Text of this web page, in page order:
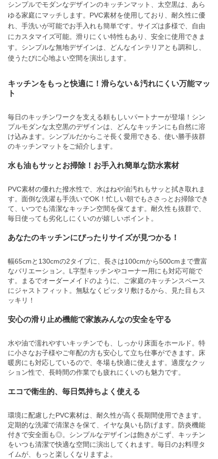
シンプルでモダンなデザインのキッチンマット、太空黒は、あら
ゆる家庭にマッチします。PVC素材を使用しており、耐久性に優
れ、手洗いが可能でお手入れも簡単です。サイズは多様で、自由
にカスタマイズ可能。滑りにくい特性もあり、安全に使用できま
す。シンプルな無地デザインは、どんなインテリアとも調和し、
使うたびに心地よい空間を演出します。
キッチンをもっと快適に！滑らない＆汚れにくい万能マッ
ト
毎日のキッチンワークを支える頼もしいパートナーが登場！シン
プルモダンな太空黒のデザインは、どんなキッチンにも自然に溶
け込みます。シンプルだからこそ長く愛用できる、使い勝手抜群
のキッチンマットをご紹介します。
水も油もサッとお掃除！お手入れ簡単な防水素材
PVC素材の優れた撥水性で、水はねや油汚れもサッと拭き取れま
す。面倒な洗濯も手洗いでOK！忙しい朝でもささっとお掃除でき
て、いつでも清潔なキッチン空間を保てます。耐久性も抜群で、
毎日使っても劣化しにくいのが嬉しいポイント。
あなたのキッチンにぴったりサイズが見つかる！
幅65cmと130cmの2タイプに、長さは100cmから500cmまで豊富
なバリエーション。L字型キッチンやコーナー用にも対応可能で
す。まるでオーダーメイドのように、ご家庭のキッチンスペース
にジャストフィット。無駄なくピッタリ敷けるから、見た目もス
ッキリ！
安心の滑り止め機能で家族みんなの安全を守る
水や油で濡れやすいキッチンでも、しっかり床面をホールド。特
に小さなお子様やご年配の方も安心して立ち仕事ができます。床
暖房にも対応しているので、冬場も快適に使えます。適度なクッ
ション性で、長時間の作業でも疲れにくいのも魅力です。
エコで衛生的、毎日気持ちよく使える
環境に配慮したPVC素材は、耐久性が高く長期間使用できます。
定期的な洗濯で清潔さを保て、イヤな臭いも防げます。防炎機能
付きで安全面も◎。シンプルなデザインは飽きがこず、キッチン
をいつも清潔で快適な空間に演出してくれます。毎日のお料理タ
イムが、もっと楽しくなりますよ。